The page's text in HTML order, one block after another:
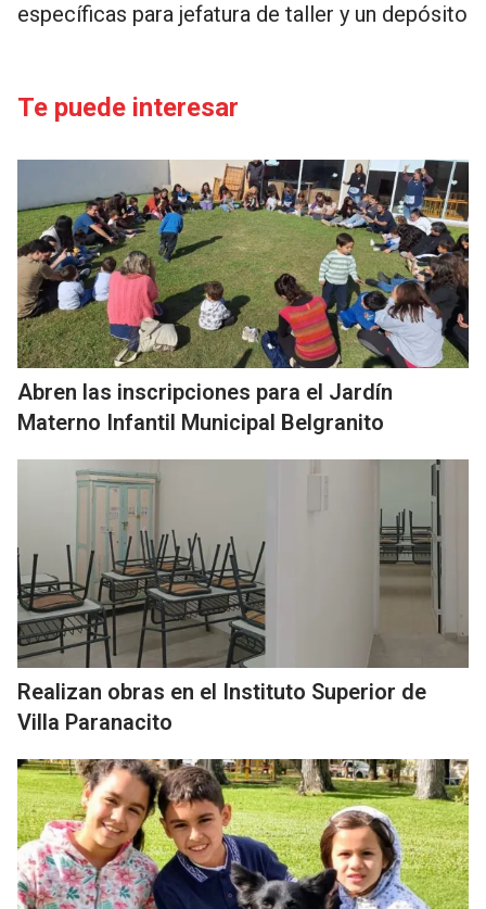
específicas para jefatura de taller y un depósito
Te puede interesar
Abren las inscripciones para el Jardín
Materno Infantil Municipal Belgranito
Realizan obras en el Instituto Superior de
Villa Paranacito